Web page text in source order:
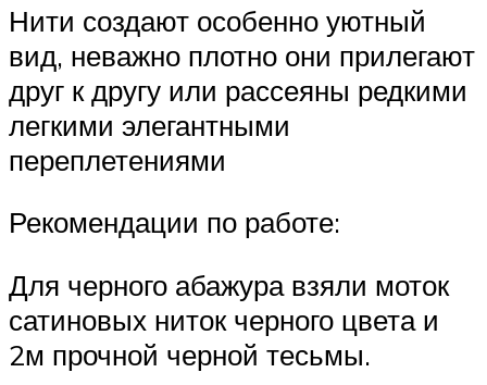
Нити создают особенно уютный
вид, неважно плотно они прилегают
друг к другу или рассеяны редкими
легкими элегантными
переплетениями
Рекомендации по работе:
Для черного абажура взяли моток
сатиновых ниток черного цвета и
2м прочной черной тесьмы.